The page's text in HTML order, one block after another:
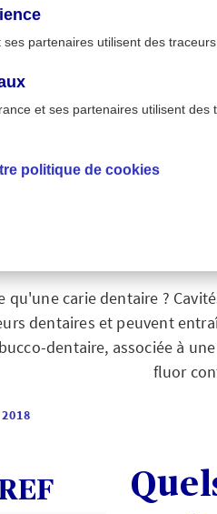
Carie
qu'une carie dentaire ?
dentaires et peuvent
dentaire, associée à
fluor
ses partenaires utilisent des
et ses partenaires utilisent
politique de cookies